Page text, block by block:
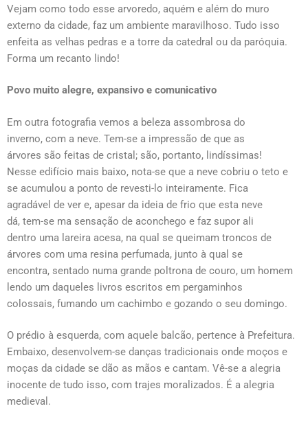
Vejam como todo esse arvoredo, aquém e além do muro
externo da cidade, faz um ambiente maravilhoso. Tudo isso
enfeita as velhas pedras e a torre da catedral ou da paróquia.
Forma um recanto lindo!
Povo muito alegre, expansivo e comunicativo
Em outra fotografia vemos a beleza assombrosa do
inverno, com a neve. Tem-se a impressão de que as
árvores são feitas de cristal; são, portanto, lindíssimas!
Nesse edifício mais baixo, nota-se que a neve cobriu o teto e
se acumulou a ponto de revesti-lo inteiramente. Fica
agradável de ver e, apesar da ideia de frio que esta neve
dá, tem-se ma sensação de aconchego e faz supor ali
dentro uma lareira acesa, na qual se queimam troncos de
árvores com uma resina perfumada, junto à qual se
encontra, sentado numa grande poltrona de couro, um homem
lendo um daqueles livros escritos em pergaminhos
colossais, fumando um cachimbo e gozando o seu domingo.
O prédio à esquerda, com aquele balcão, pertence à Prefeitura.
Embaixo, desenvolvem-se danças tradicionais onde moços e
moças da cidade se dão as mãos e cantam. Vê-se a alegria
inocente de tudo isso, com trajes moralizados. É a alegria
medieval.